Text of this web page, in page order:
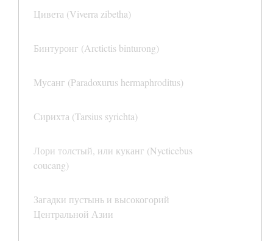
Цивета (Viverra zibetha)
Бинтуронг (Arctictis binturong)
Мусанг (Paradoxurus hermaphroditus)
Сирихта (Tarsius syrichta)
Лори толстый, или куканг (Nycticebus
coucang)
Загадки пустынь и высокогорий
Центральной Азии